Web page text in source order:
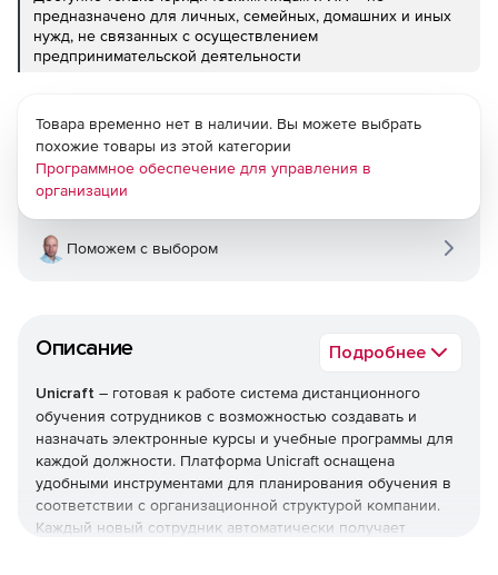
предназначено для личных, семейных, домашних и иных
нужд, не связанных с осуществлением
предпринимательской деятельности
Описание Подробнее
Unicraft – готовая к работе система дистанционного
обучения сотрудников с возможностью создавать и
назначать электронные курсы и учебные программы для
каждой должности. Платформа Unicraft оснащена
удобными инструментами для планирования обучения в
соответствии с организационной структурой компании.
Каждый новый сотрудник автоматически получает
Товара временно нет в наличии. Вы можете выбрать
похожие товары из этой категории
Программное обеспечение для управления в
организации
Поможем с выбором